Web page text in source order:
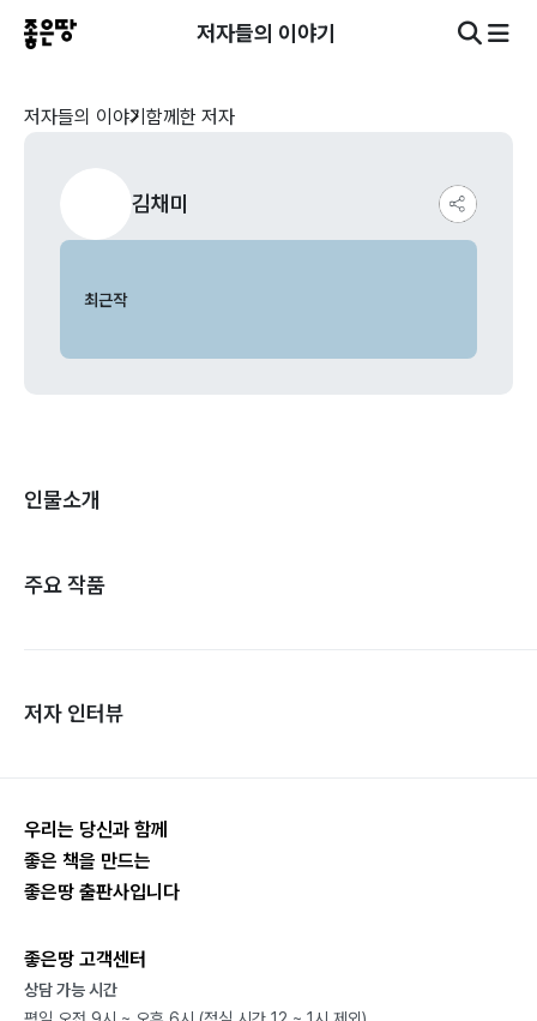
저자들의 이야기
저자들의 이야기 함께한 저자
김채미
최근작
인물소개
주요 작품
저자 인터뷰
우리는 당신과 함께
좋은 책을 만드는
좋은땅 출판사입니다
좋은땅 고객센터
상담 가능 시간